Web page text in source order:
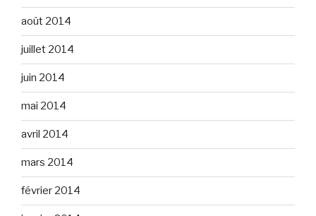
août 2014
juillet 2014
juin 2014
mai 2014
avril 2014
mars 2014
février 2014